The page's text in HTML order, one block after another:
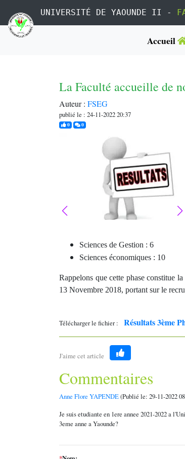
UNIVERSITÉ DE YAOUNDE II -
Accueil
La Faculté accueille de
Auteur : FSEG
publié le : 24-11-2022 20:37
0j'aime0commentaires
Sciences de Gestion : 6
Sciences économiques : 10
Rappelons que cette phase constitue
13 Novembre 2018, portant sur le
Télécharger le fichier : Résultats 3ème
J'aime cet article
Like
Commentaires
Anne Flore YAPENDE(Publié le: 29-11-2022
Je suis etudiante en 1ere annee 2021-2022 a
3eme anne a Yaounde?